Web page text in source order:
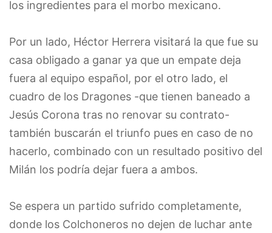
los ingredientes para el morbo mexicano.
Por un lado, Héctor Herrera visitará la que fue su
casa obligado a ganar ya que un empate deja
fuera al equipo español, por el otro lado, el
cuadro de los Dragones -que tienen baneado a
Jesús Corona tras no renovar su contrato-
también buscarán el triunfo pues en caso de no
hacerlo, combinado con un resultado positivo del
Milán los podría dejar fuera a ambos.
Se espera un partido sufrido completamente,
donde los Colchoneros no dejen de luchar ante